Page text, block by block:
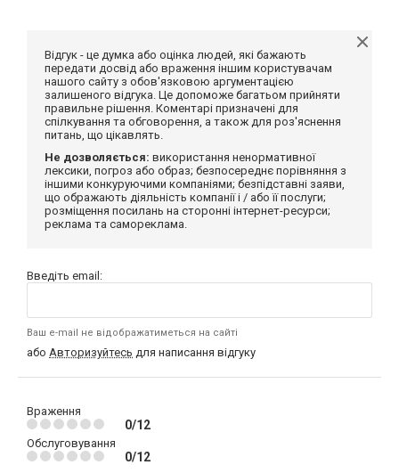
Відгук - це думка або оцінка людей, які бажають
передати досвід або враження іншим користувачам
нашого сайту з обов'язковою аргументацією
залишеного відгука. Це допоможе багатьом прийняти
правильне рішення. Коментарі призначені для
спілкування та обговорення, а також для роз'яснення
питань, що цікавлять.
Не дозволяється: використання ненормативної
лексики, погроз або образ; безпосереднє порівняння з
іншими конкуруючими компаніями; безпідставні заяви,
що ображають діяльність компанії і / або її послуги;
розміщення посилань на сторонні інтернет-ресурси;
реклама та самореклама.
Введіть email:
Ваш e-mail не відображатиметься на сайті
або Авторизуйтесь для написання відгуку
Враження
0/12
Обслуговування
0/12